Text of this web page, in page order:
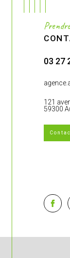
Prendre
03 27
121
59300